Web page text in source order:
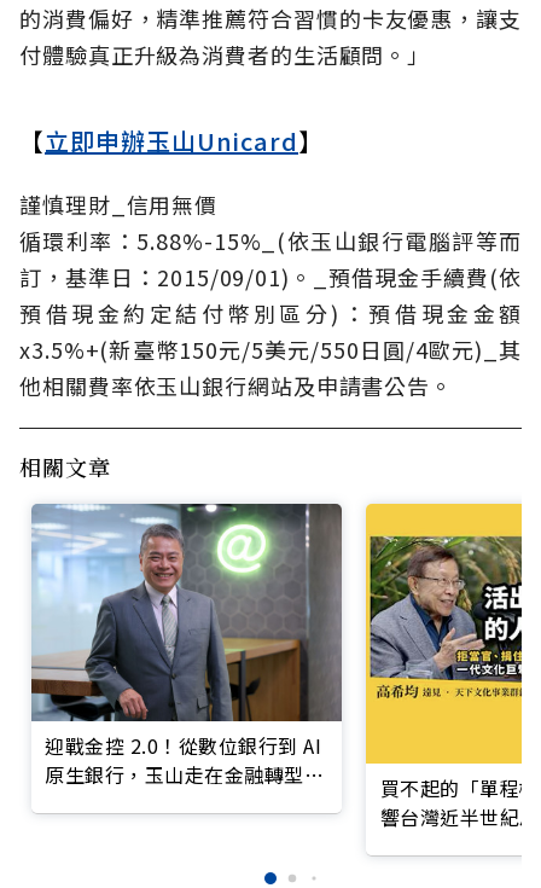
的消費偏好，精準推薦符合習慣的卡友優惠，讓支
付體驗真正升級為消費者的生活顧問。」
【立即申辦玉山Unicard】
謹慎理財_信用無價
循環利率：5.88%-15%_(依玉山銀行電腦評等而
訂，基準日：2015/09/01)。_預借現金手續費(依
預借現金約定結付幣別區分)：預借現金金額
x3.5%+(新臺幣150元/5美元/550日圓/4歐元)_其
他相關費率依玉山銀行網站及申請書公告。
相關文章
迎戰金控 2.0！從數位銀行到 AI
原生銀行，玉山走在金融轉型最
買不起的「單程
響台灣近半世紀